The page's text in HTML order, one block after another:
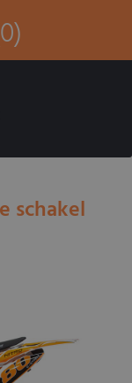
schakel